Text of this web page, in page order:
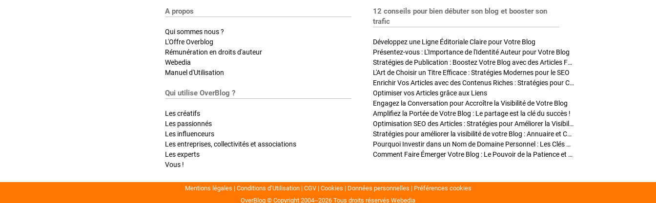
A propos
Qui sommes nous ?
L'Offre Overblog
Rémunération en droits d'auteur
Webedia
Manuel d'Utilisation
Qui utilise OverBlog ?
Les créatifs
Les passionnés
Les influenceurs
Les entreprises, collectivités et associations
Les experts
Vous !
12 conseils pour bien débuter son blog et booster son
trafic
Développez une Ligne Éditoriale Claire pour Votre Blog
Présentez-vous : L'Importance de l'Identité Auteur pour Votre Blog
Stratégies de Publication : Boostez Votre Blog avec des Articles Fréquents et Exclusifs
L'Art de Choisir un Titre Efficace : Stratégies Modernes pour le SEO
Enrichir Vos Articles avec des Contenus Riches : Stratégies pour Captiver et Optimiser
Optimiser vos Articles grâce aux Liens
Engagez la Conversation pour Accroître la Visibilité de Votre Blog
Amplifiez la Portée de Votre Blog : Le partage est la clé du succès !
Optimisation SEO des Articles : Stratégies pour Améliorer la Visibilité de Votre Blog
Stratégies pour améliorer la visibilité de votre Blog : Annuaire et Collaborations
Pourquoi Investir dans un Nom de Domaine Personnel : Les Clés de la Réussite de Votre Blog
Comment Faire Émerger Votre Blog : Le Pouvoir de la Patience et de la Persévérance
Mentions légales Conditions d’Utilisation CGV Cookies Données personnelles
Préférences cookies
OverBlog © Copyright 2004--2026 Tous droits réservés Webedia